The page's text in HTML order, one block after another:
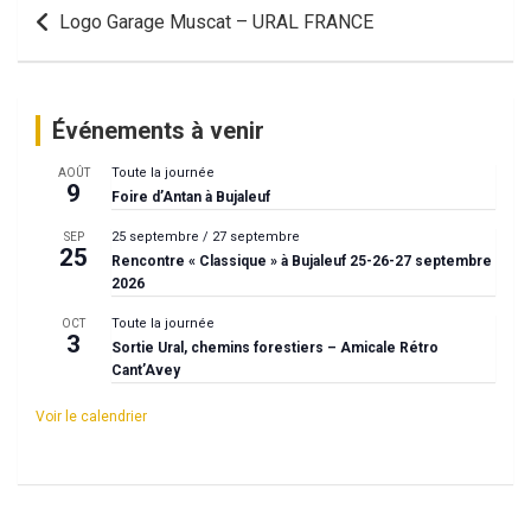
Logo Garage Muscat – URAL FRANCE
Événements à venir
AOÛT
9
Toute la journée
Foire d’Antan à Bujaleuf
SEP
25
25 septembre / 27 septembre
Rencontre « Classique » à Bujaleuf 25-26-27 septembre
2026
OCT
3
Toute la journée
Sortie Ural, chemins forestiers – Amicale Rétro
Cant’Avey
Voir le calendrier